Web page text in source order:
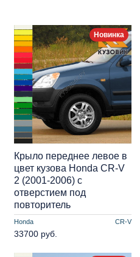
Новинка
Honda CR-V
Крыло переднее левое в
цвет кузова Honda CR-V
2 (2001-2006) с
отверстием под
повторитель
33700 руб.